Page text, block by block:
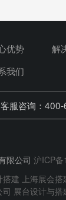
优势 解
我们
客服咨询：
限公司 沪ICP
搭建 上海展会搭
司 展台设计与搭